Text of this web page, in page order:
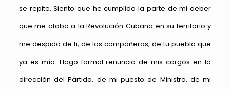
se repite. Siento que he cumplido la parte de mi deber
que me ataba a la Revolución Cubana en su territorio y
me despido de ti, de los compañeros, de tu pueblo que
ya es mío. Hago formal renuncia de mis cargos en la
dirección del Partido, de mi puesto de Ministro, de mi